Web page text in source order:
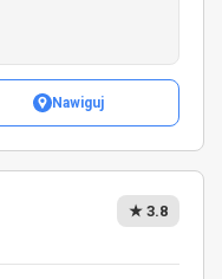
Nawiguj
★ 3.8